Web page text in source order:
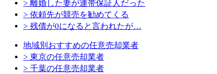
> 離婚した妻が連帯保証人だった
> 依頼先が競売を勧めてくる
> 残債が0になると言われたが…
地域別おすすめの任意売却業者
> 東京の任意売却業者
> 千葉の任意売却業者